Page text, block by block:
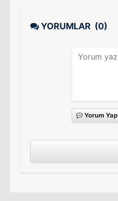
YORUMLAR (0)
Yorum Yap